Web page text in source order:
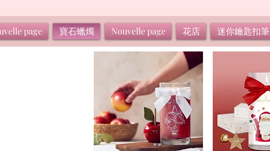
page 寶石蠟燭 Nouvelle page 花店 迷你鑰匙扣筆